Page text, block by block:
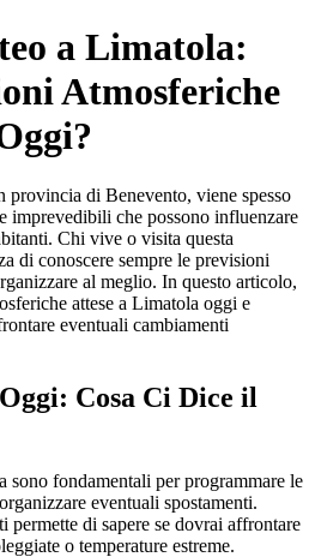
a Limatola:
Atmosferiche
provincia di Benevento, viene spesso
imprevedibili che possono influenzare
Chi vive o visita questa
di conoscere sempre le previsioni
al meglio. In questo articolo,
attese a Limatola oggi e
eventuali cambiamenti
Cosa Ci Dice il
fondamentali per programmare le
eventuali spostamenti.
di sapere se dovrai affrontare
o temperature estreme.